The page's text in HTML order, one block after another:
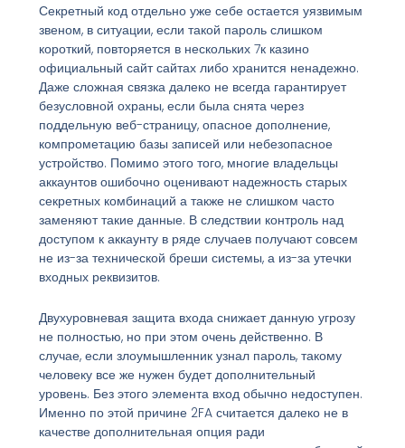
Секретный код отдельно уже себе остается уязвимым
звеном, в ситуации, если такой пароль слишком
короткий, повторяется в нескольких 7к казино
официальный сайт сайтах либо хранится ненадежно.
Даже сложная связка далеко не всегда гарантирует
безусловной охраны, если была снята через
поддельную веб-страницу, опасное дополнение,
компрометацию базы записей или небезопасное
устройство. Помимо этого того, многие владельцы
аккаунтов ошибочно оценивают надежность старых
секретных комбинаций а также не слишком часто
заменяют такие данные. В следствии контроль над
доступом к аккаунту в ряде случаев получают совсем
не из-за технической бреши системы, а из-за утечки
входных реквизитов.
Двухуровневая защита входа снижает данную угрозу
не полностью, но при этом очень действенно. В
случае, если злоумышленник узнал пароль, такому
человеку все же нужен будет дополнительный
уровень. Без этого элемента вход обычно недоступен.
Именно по этой причине 2FA считается далеко не в
качестве дополнительная опция ради